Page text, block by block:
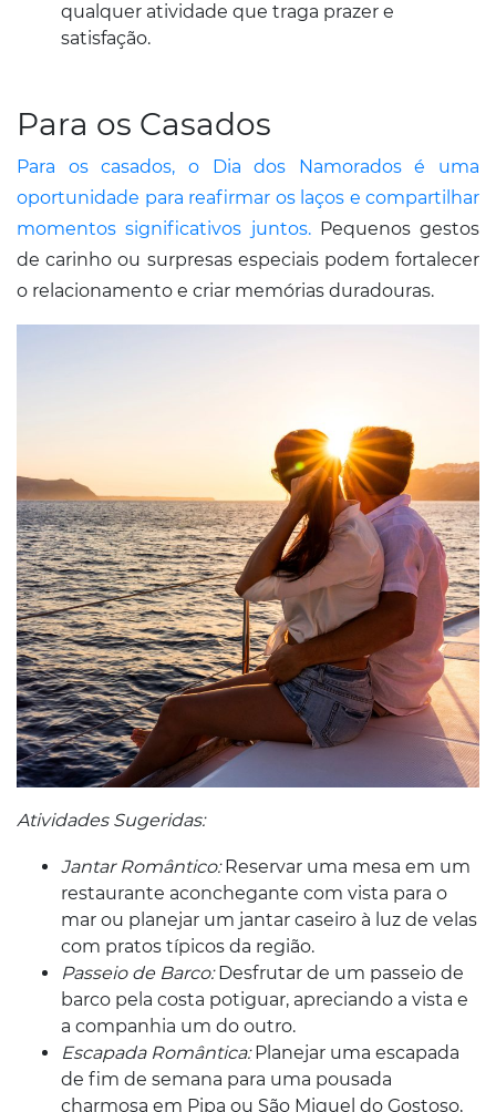
qualquer atividade que traga prazer e
satisfação.
Para os Casados
Para os casados, o Dia dos Namorados é uma
oportunidade para reafirmar os laços e compartilhar
momentos significativos juntos.Pequenos gestos
de carinho ou surpresas especiais podem fortalecer
o relacionamento e criar memórias duradouras.
Atividades Sugeridas:
Jantar Romântico:Reservar uma mesa em um
restaurante aconchegante com vista para o
mar ou planejar um jantar caseiro à luz de velas
com pratos típicos da região.
Passeio de Barco:Desfrutar de um passeio de
barco pela costa potiguar, apreciando a vista e
a companhia um do outro.
Escapada Romântica:Planejar uma escapada
de fim de semana para uma pousada
charmosa em Pipa ou São Miguel do Gostoso,